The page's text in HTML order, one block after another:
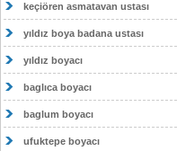
keçiören asmatavan ustası
yıldız boya badana ustası
yıldız boyacı
baglıca boyacı
baglum boyacı
ufuktepe boyacı